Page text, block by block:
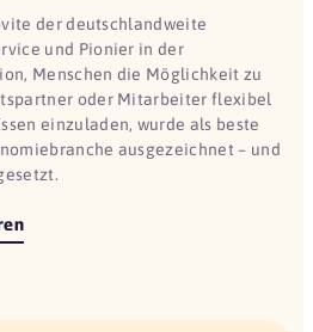
der deutschlandweite
und Pionier in der
Menschen die Möglichkeit zu
oder Mitarbeiter flexibel
einzuladen, wurde als beste
ausgezeichnet – und